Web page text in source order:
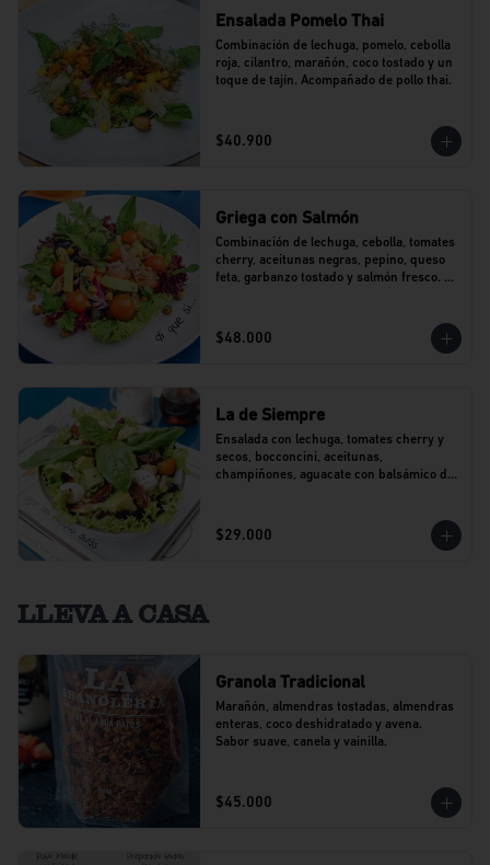
Ensalada Pomelo Thai
Combinación de lechuga, pomelo, cebolla
roja, cilantro, marañón, coco tostado y un
toque de tajín. Acompañado de pollo thai.
$40.900
Griega con Salmón
Combinación de lechuga, cebolla, tomates
cherry, aceitunas negras, pepino, queso
feta, garbanzo tostado y salmón fresco.
$48.000
La de Siempre
Ensalada con lechuga, tomates cherry y
secos, bocconcini, aceitunas,
champiñones, aguacate con balsámico de
$29.000
LLEVA A CASA
Granola Tradicional
Marañón, almendras tostadas, almendras
enteras, coco deshidratado y avena.
Sabor suave, canela y vainilla.
$45.000